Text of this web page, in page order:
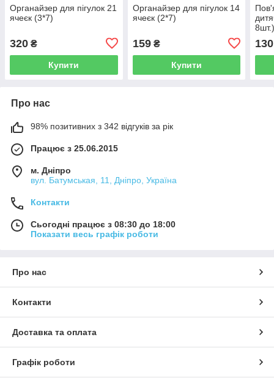
Органайзер для пігулок 21
ячеєк (3*7)
320 ₴
Купити
Органайзер для пігулок 14
ячеєк (2*7)
159₴
Купити
130
Про нас
98% позитивних з 342 відгуків за рік
Працює з 25.06.2015
м. Дніпро
вул. Батумськая, 11, Дніпро, Україна
Контакти
Сьогодні працює з 08:30 до 18:00
Показати весь графік роботи
Про нас
Контакти
Доставка та оплата
Графік роботи